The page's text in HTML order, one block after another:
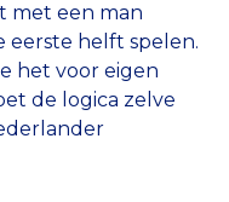
met een man
eerste helft spelen.
het voor eigen
de logica zelve